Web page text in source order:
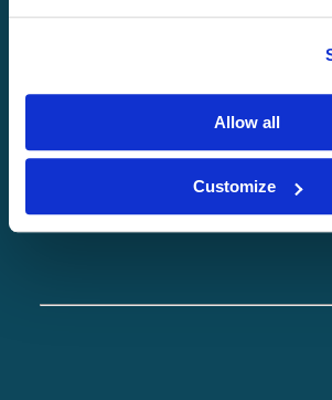
Allow all
Customize
God